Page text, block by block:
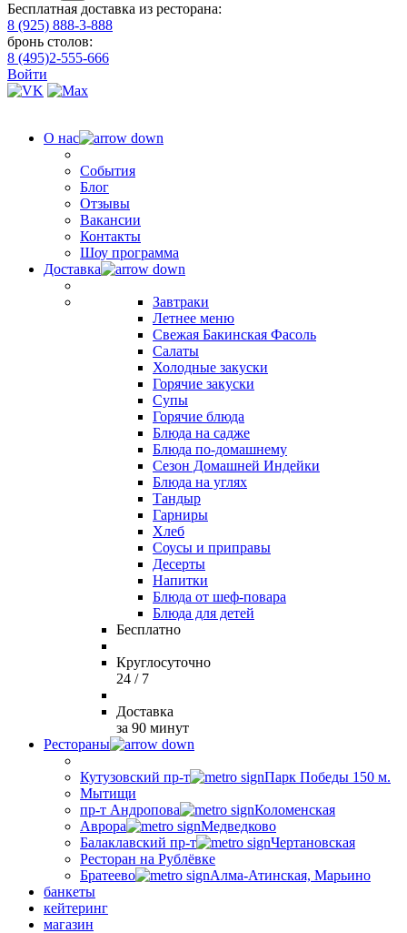
Бесплатная доставка из ресторана:
8 (925) 888-3-888
бронь столов:
8 (495)2-555-666
Войти
О нас
События
Блог
Отзывы
Вакансии
Контакты
Шоу программа
Доставка
Завтраки
Летнее меню
Свежая Бакинская Фасоль
Салаты
Холодные закуски
Горячие закуски
Супы
Горячие блюда
Блюда на садже
Блюда по-домашнему
Сезон Домашней Индейки
Блюда на углях
Тандыр
Гарниры
Хлеб
Соусы и приправы
Десерты
Напитки
Блюда от шеф-повара
Блюда для детей
Бесплатно
Круглосуточно
24 / 7
Доставка
за 90 минут
Рестораны
Кутузовский пр-т
Парк Победы 150 м.
Мытищи
пр-т Андропова
Коломенская
Аврора
Медведково
Балаклавский пр-т
Чертановская
Ресторан на Рублёвке
Братеево
Алма-Атинская, Марьино
банкеты
кейтеринг
магазин